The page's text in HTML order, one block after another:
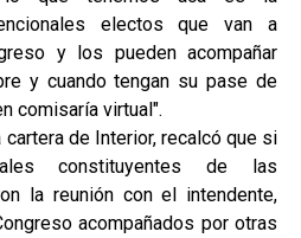
electos que van a
y los pueden acompañar
y cuando tengan su pase de
comisaría virtual".
de Interior, recalcó que si
constituyentes de las
la reunión con el intendente,
acompañados por otras